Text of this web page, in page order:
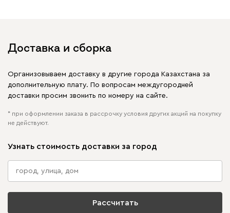
Доставка и сборка
Организовываем доставку в другие города Казахстана за
дополнительную плату. По вопросам междугородней
доставки просим звонить по номеру на сайте.
* при оформлении заказа в рассрочку условия других акций на покупку
не действуют.
Узнать стоимость доставки за город
Рассчитать